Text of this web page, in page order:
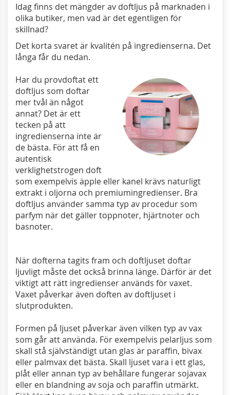
Idag finns det mängder av doftljus på marknaden i
olika butiker, men vad är det egentligen för
skillnad?
Det korta svaret är kvalitén på ingredienserna. Det
långa får du nedan.
Har du provdoftat ett
doftljus som doftar
mer tvål än något
annat? Det är ett
tecken på att
ingredienserna inte är
de bästa. För att få en
autentisk
verklighetstrogen doft
som exempelvis äpple eller kanel krävs naturligt
extrakt i oljorna och premiumingredienser. Bra
doftljus använder samma typ av procedur som
parfym när det gäller toppnoter, hjärtnoter och
basnoter.
När dofterna tagits fram och doftljuset doftar
ljuvligt måste det också brinna länge. Därför är det
viktigt att rätt ingredienser används för vaxet.
Vaxet påverkar även doften av doftljuset i
slutprodukten.
Formen på ljuset påverkar även vilken typ av vax
som går att använda. För exempelvis pelarljus som
skall stå självständigt utan glas är paraffin, bivax
eller palmvax det bästa. Skall ljuset vara i ett glas,
plåt eller annan typ av behållare fungerar sojavax
eller en blandning av soja och paraffin utmärkt.